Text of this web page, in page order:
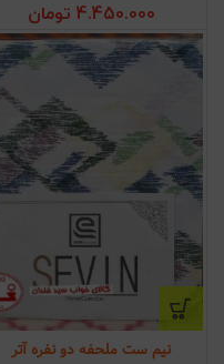
4.450.000 تومان
نیم ست ملحفه دو نفره آتر